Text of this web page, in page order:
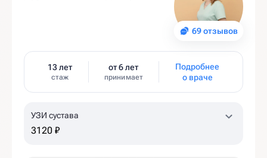
69 отзывов
13 лет
стаж
от 6 лет
принимает
Подробнее
о враче
УЗИ сустава
3120 ₽